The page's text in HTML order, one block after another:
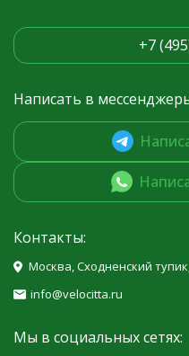
+7
Написать в
Контакты:
Москва, Сходненский
info@velocitta.ru
Мы в социальных сетях: